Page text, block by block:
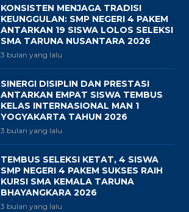
KONSISTEN MENJAGA TRADISI
KEUNGGULAN: SMP NEGERI 4 PAKEM
ANTARKAN 19 SISWA LOLOS SELEKSI
SMA TARUNA NUSANTARA 2026
3 bulan yang lalu
SINERGI DISIPLIN DAN PRESTASI
ANTARKAN EMPAT SISWA TEMBUS
KELAS INTERNASIONAL MAN 1
YOGYAKARTA TAHUN 2026
3 bulan yang lalu
TEMBUS SELEKSI KETAT, 4 SISWA
SMP NEGERI 4 PAKEM SUKSES RAIH
KURSI SMA KEMALA TARUNA
BHAYANGKARA 2026
3 bulan yang lalu